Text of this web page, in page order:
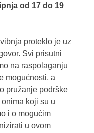
od 17 do 19
proteklo je uz
Svi prisutni
na raspolaganju
mogućnosti, a
pružanje podrške
koji su u
i o mogućim
u ovom